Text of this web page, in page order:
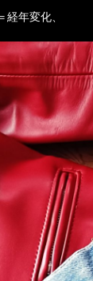
年変化、